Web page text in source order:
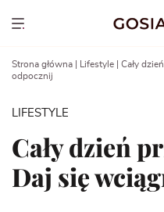
Show menu
Strona główna Lifestyle
Cały
odpocznij
LIFESTYLE
Cały dzień
Daj się